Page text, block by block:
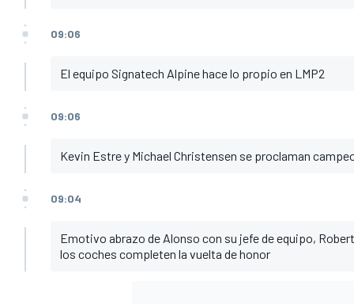
09:06
El equipo Signatech Alpine hace lo propio en LMP2
09:06
Kevin Estre y Michael Christensen se proclaman
09:04
Emotivo abrazo de Alonso con su jefe de equipo,
los coches completen la vuelta de honor